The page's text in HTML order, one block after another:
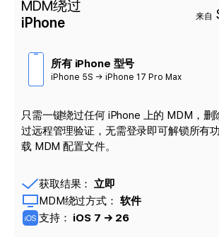
MDM绕过
iPhone
来自
所有 iPhone 型号
iPhone 5S → iPhone 17 Pro Max
只需一键绕过任何 iPhone 上的 MDM，删
过远程管理验证，无需登录即可解锁所有
载 MDM 配置文件。
获取结果：立即
MDM绕过方式： 软件
支持： iOS 7 → 26